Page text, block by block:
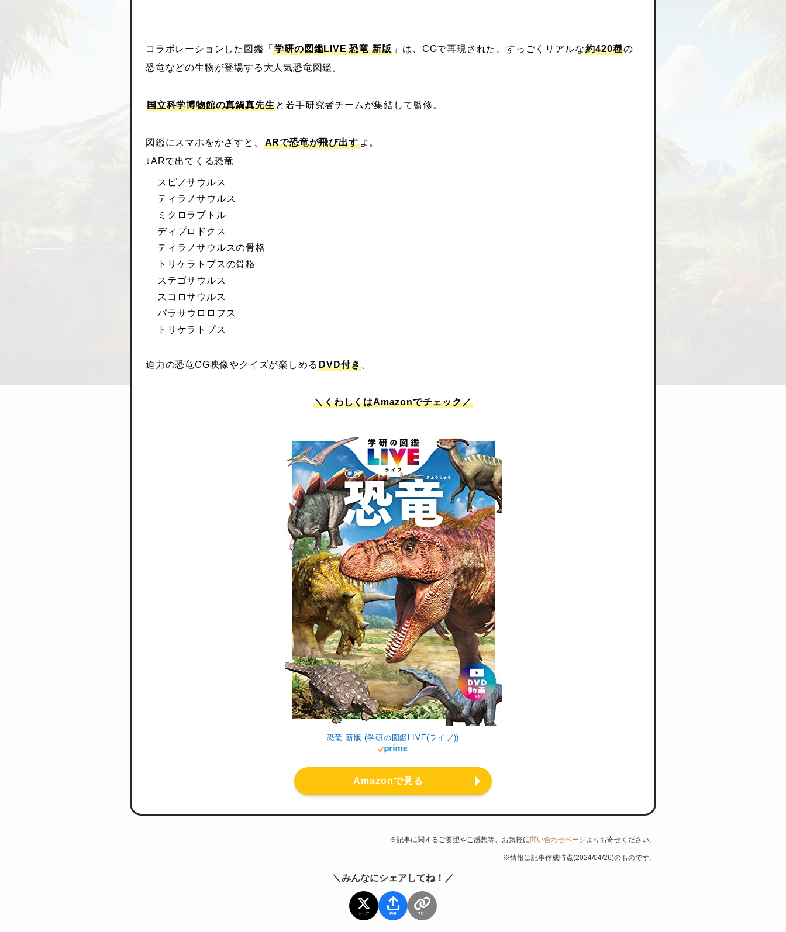
コラボレーションした図鑑「学研の図鑑LIVE 恐竜 新版 」は、CGで再現された、すっごくリアルな約420種の
恐竜などの生物が登場する大人気恐竜図鑑。
国立科学博物館の真鍋真先生 と若手研究者チームが集結して監修。
図鑑にスマホをかざすと、 ARで恐竜が飛び出すよ。
↓ARで出てくる恐竜
スピノサウルス
ティラノサウルス
ミクロラプトル
ディプロドクス
ティラノサウルスの骨格
トリケラトプスの骨格
ステゴサウルス
スコロサウルス
パラサウロロフス
トリケラトプス
迫力の恐竜CG映像やクイズが楽しめるDVD付き。
＼くわしくはAmazonでチェック／
恐竜 新版 (学研の図鑑LIVE(ライブ))
Amazonで見る
※記事に関するご要望やご感想等、お気軽に問い合わせページ よりお寄せください。
※情報は記事作成時点(2024/04/26)のものです。
＼みんなにシェアしてね！／
シェア 共有 コピー